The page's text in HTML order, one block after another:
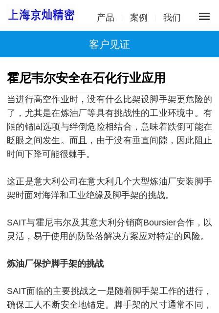
产品 案例 我们
客户见证
霍尼韦尔安全在石化行业应用
当进行高空作业时，没有什么比架设脚手架更危险的
了，尤其是在炼油厂等具有挑战性的工业环境中。 有
限的锚固选项与绊倒危险相结合，意味着跌倒可能在
眨眼之间发生。 而且，由于没有垂直间隙，因此阻止
时间下降可能很棘手。
这正是意大利公司在意大利几个大型炼油厂安装脚手
架时面对海洋和工业绝缘及脚手架的挑战。
SAIT与霍尼韦尔及其意大利分销商Boursier合作，以
灵活，易于使用的防坠落解决方案应对特定的风险。
炼油厂保护脚手架的挑战
SAIT面临的主要挑战之一是随着脚手架工作的进行，
确保工人不断安全地锚定。 脚手架的尺寸通常不同，